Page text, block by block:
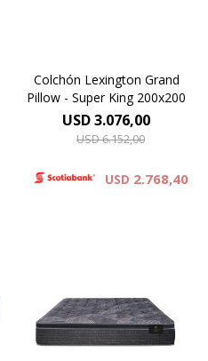
Colchón Lexington Grand
Pillow - Super King 200x200
USD3.076,00
USD6.152,00
USD 2.768,40
tejido de punto matelaseado.
Resortes LFK combinados
con espuma
viscoelástica.Altura de